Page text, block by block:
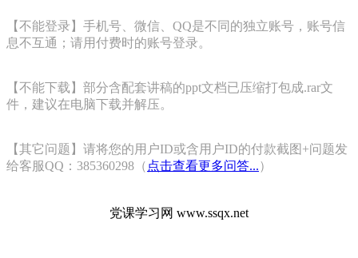
【不能登录】手机号、微信、QQ是不同的独立账号，账号信
息不互通；请用付费时的账号登录。
【不能下载】部分含配套讲稿的ppt文档已压缩打包成.rar文
件，建议在电脑下载并解压。
【其它问题】请将您的用户ID或含用户ID的付款截图+问题发
给客服QQ：385360298（ 点击查看更多问答...）
党课学习网 www.ssqx.net